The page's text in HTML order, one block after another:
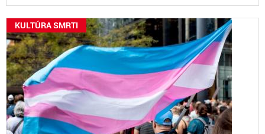
KULTÚRA SMRTI